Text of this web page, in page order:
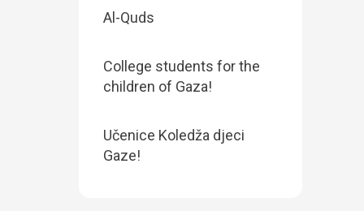
Al-Quds
College students for the
children of Gaza!
Učenice Koledža djeci
Gaze!